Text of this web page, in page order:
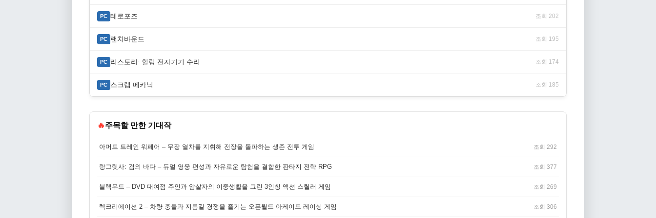
PC 테로포즈 조회 202
PC 랜치바운드 조회 195
PC 리스토리: 힐링 전자기기 수리 조회 174
PC 스크랩 메카닉 조회 185
🔥주목할 만한 기대작
아머드 트레인 워페어 – 무장 열차를 지휘해 전장을 돌파하는 생존 전투 게임 조회 292
랑그릿사: 검의 바다 – 듀얼 영웅 편성과 자유로운 탐험을 결합한 판타지 전략 RPG 조회 377
블랙우드 – DVD 대여점 주인과 암살자의 이중생활을 그린 3인칭 액션 스릴러 게임 조회 269
렉크리에이션 2 – 차량 충돌과 지름길 경쟁을 즐기는 오픈월드 아케이드 레이싱 게임 조회 306